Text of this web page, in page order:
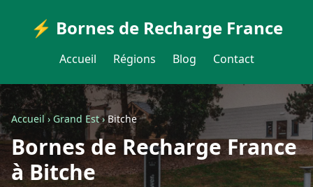
⚡ Bornes de Recharge France
Accueil Régions Blog Contact
Accueil›Grand Est›Bitche
Bornes de Recharge France
à Bitche